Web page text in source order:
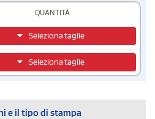
QUANTITÀ
Seleziona taglie
Seleziona taglie
e il tipo di stampa